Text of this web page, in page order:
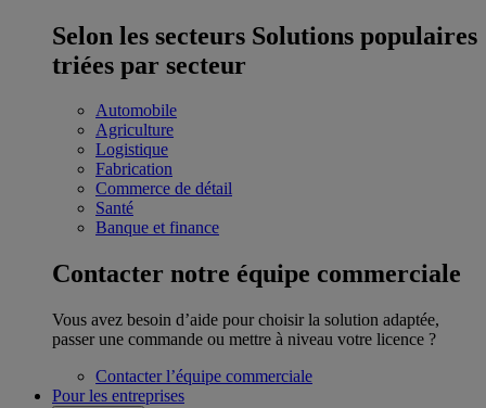
Selon les secteurs Solutions populaires
triées par secteur
Automobile
Agriculture
Logistique
Fabrication
Commerce de détail
Santé
Banque et finance
Contacter notre équipe commerciale
Vous avez besoin d’aide pour choisir la solution adaptée,
passer une commande ou mettre à niveau votre licence ?
Contacter l’équipe commerciale
Pour les entreprises